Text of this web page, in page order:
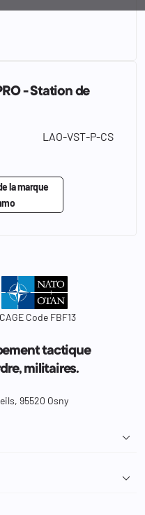
- Station de
LAO-VST-P-CS
la marque
Code FBF13
tactique
militaires.
95520 Osny

